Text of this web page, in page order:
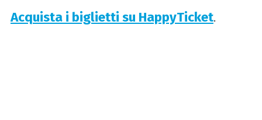
Acquista i biglietti su HappyTicket.